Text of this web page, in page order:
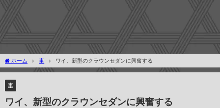
ホーム 車 ワイ、新型のクラウンセダンに興奮する
車
ワイ、新型のクラウンセダンに興奮する